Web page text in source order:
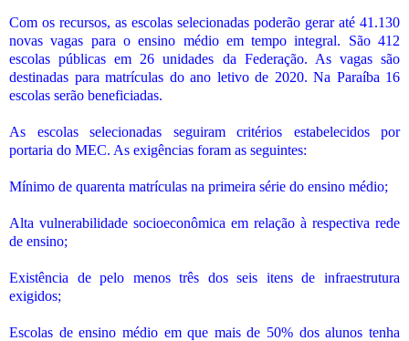
Com os recursos, as escolas selecionadas poderão gerar até 41.130
novas vagas para o ensino médio em tempo integral. São 412
escolas públicas em 26 unidades da Federação. As vagas são
destinadas para matrículas do ano letivo de 2020. Na Paraíba 16
escolas serão beneficiadas.
As escolas selecionadas seguiram critérios estabelecidos por
portaria do MEC. As exigências foram as seguintes:
Mínimo de quarenta matrículas na primeira série do ensino médio;
Alta vulnerabilidade socioeconômica em relação à respectiva rede
de ensino;
Existência de pelo menos três dos seis itens de infraestrutura
exigidos;
Escolas de ensino médio em que mais de 50% dos alunos tenha